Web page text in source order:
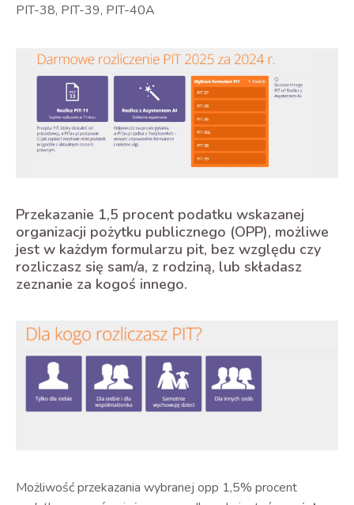
PIT-38, PIT-39, PIT-40A
Przekazanie 1,5 procent podatku wskazanej
organizacji pożytku publicznego (OPP), możliwe
jest w każdym formularzu pit, bez względu czy
rozliczasz się sam/a, z rodziną, lub składasz
zeznanie za kogoś innego.
Możliwość przekazania wybranej opp 1,5% procent